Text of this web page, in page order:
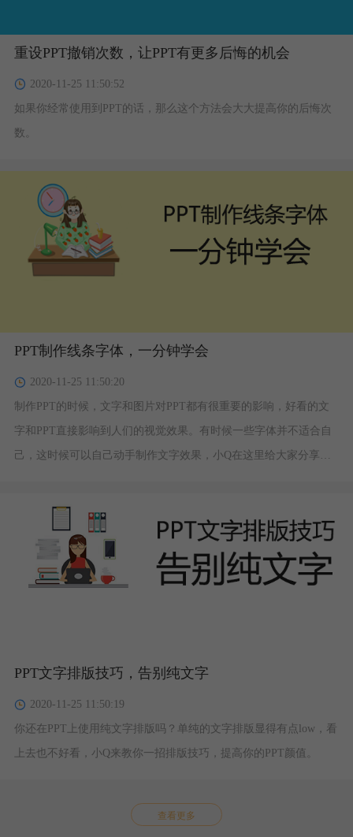
重设PPT撤销次数，让PPT有更多后悔的机会
2020-11-25 11:50:52
如果你经常使用到PPT的话，那么这个方法会大大提高你的后悔次
数。
PPT制作线条字体，一分钟学会
2020-11-25 11:50:20
制作PPT的时候，文字和图片对PPT都有很重要的影响，好看的文
字和PPT直接影响到人们的视觉效果。有时候一些字体并不适合自
己，这时候可以自己动手制作文字效果，小Q在这里给大家分享线
PPT文字排版技巧，告别纯文字
2020-11-25 11:50:19
你还在PPT上使用纯文字排版吗？单纯的文字排版显得有点low，看
上去也不好看，小Q来教你一招排版技巧，提高你的PPT颜值。
查看更多